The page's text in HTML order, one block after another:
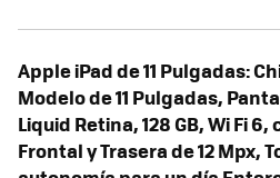
Apple iPad de 11 Pulgadas:
Modelo de 11 Pulgadas,
Liquid Retina, 128 GB, Wi Fi
Frontal y Trasera de 12 Mpx,